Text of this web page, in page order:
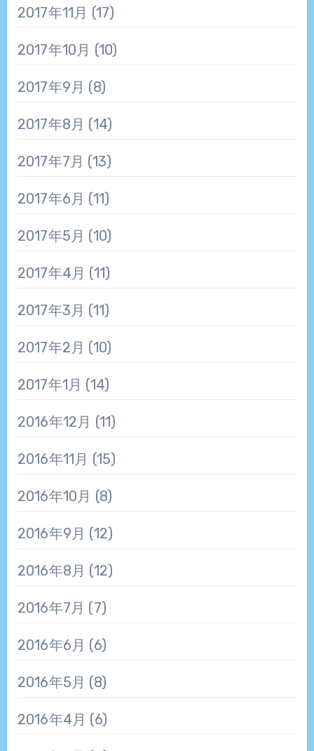
2017年11月 (17)
2017年10月 (10)
2017年9月 (8)
2017年8月 (14)
2017年7月 (13)
2017年6月 (11)
2017年5月 (10)
2017年4月 (11)
2017年3月 (11)
2017年2月 (10)
2017年1月 (14)
2016年12月 (11)
2016年11月 (15)
2016年10月 (8)
2016年9月 (12)
2016年8月 (12)
2016年7月 (7)
2016年6月 (6)
2016年5月 (8)
2016年4月 (6)